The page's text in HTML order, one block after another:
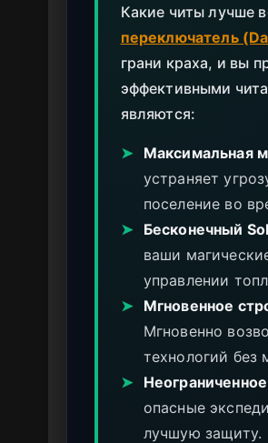
Какие читы лучше
переключатель
грани краха, и вы
эффективными
являются:
➤ Максимальная
устраняет
поселение во
➤
Бесконечный
ваши
управлении
➤
Мгновенное
Мгновенно
технологий без
➤
опасные
лучшую защиту.